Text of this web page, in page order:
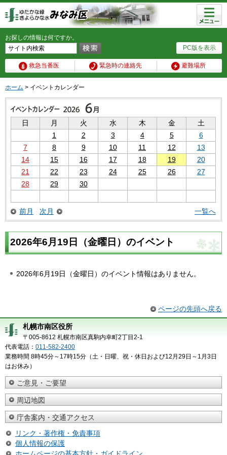
PC版を表示
お探しの情報は何ですか。
救急当番医 緊急時の連絡先 避難場所
メニュ
ー
ホーム > イベントカレンダー
日 月 火 水 木 金
土
1
2 3 4 5
6
7
8 9 10 11 12
13
14
15 16 17 18 19
20
21
22 23 24 25 26
27
28
29 30
前月 次月 一覧へ
2026年6月19日（金曜日）のイベント
2026年6月19日（金曜日）のイベント情報はありません。
ページの先頭へ戻る
札幌市南区役所
〒005-8612 札幌市南区真駒内幸町2丁目2-1
代表電話： 011-582-2400
業務時間 8時45分～17時15分（土・日曜、祝・休日および12月29日～1月3日
はお休み）
ご意見・ご要望
周辺地図
庁舎案内・交通アクセス
リンク・著作権・免責事項
個人情報の保護